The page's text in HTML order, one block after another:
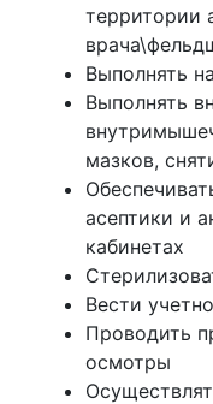
территории
Выполнять
Выполнять
мазков,
асептики и
кабинетах
Вести
Проводить
осмотры